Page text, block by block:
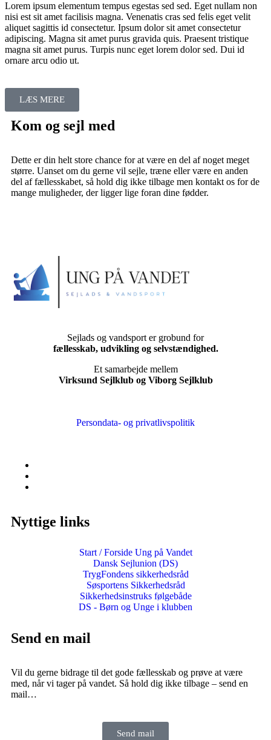
Lorem ipsum elementum tempus egestas sed sed. Eget nullam non
nisi est sit amet facilisis magna. Venenatis cras sed felis eget velit
aliquet sagittis id consectetur. Ipsum dolor sit amet consectetur
adipiscing. Magna sit amet purus gravida quis. Praesent tristique
magna sit amet purus. Turpis nunc eget lorem dolor sed. Dui id
ornare arcu odio ut.
LÆS MERE
Kom og sejl med
Dette er din helt store chance for at være en del af noget meget
større. Uanset om du gerne vil sejle, træne eller være en anden
del af fællesskabet, så hold dig ikke tilbage men kontakt os for de
mange muligheder, der ligger lige foran dine fødder.
Sejlads og vandsport er grobund for
fællesskab, udvikling og selvstændighed.
Et samarbejde mellem
Virksund Sejlklub og Viborg Sejlklub
Persondata- og privatlivspolitik
Nyttige links
Start / Forside Ung på Vandet
Dansk Sejlunion (DS)
TrygFondens sikkerhedsråd
Søsportens Sikkerhedsråd
Sikkerhedsinstruks følgebåde
DS - Børn og Unge i klubben
Send en mail
Vil du gerne bidrage til det gode fællesskab og prøve at være
med, når vi tager på vandet. Så hold dig ikke tilbage – send en
mail…
Send mail